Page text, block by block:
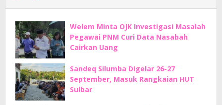
Welem Minta OJK Investigasi Masalah
Pegawai PNM Curi Data Nasabah
Cairkan Uang
Sandeq Silumba Digelar 26-27
September, Masuk Rangkaian HUT
Sulbar